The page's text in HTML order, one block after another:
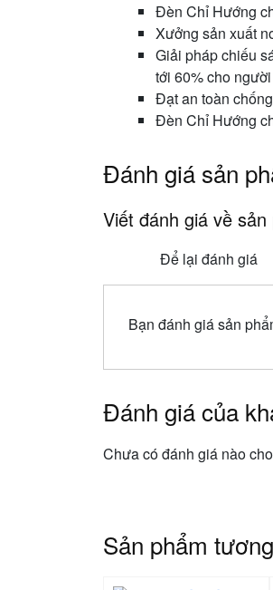
Đèn Chỉ Hướng
Xưởng sản xuất
Giải pháp chiếu
tới 60% cho
Đạt an toàn
Đèn Chỉ Hướng
Đánh giá sản
Viết đánh giá về sản
Để lại đánh giá
Bạn đánh giá sản
Đánh giá của
Chưa có đánh giá nào
Sản phẩm